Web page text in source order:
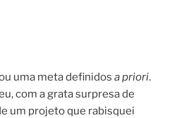
uma meta definidos a priori.
com a grata surpresa de
um projeto que rabisquei